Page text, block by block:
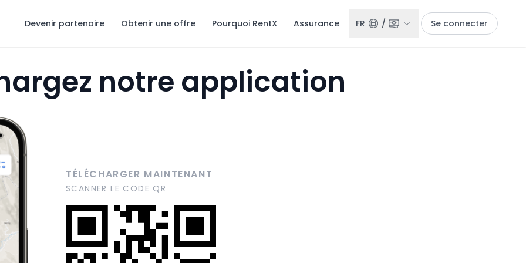
Devenir partenaire Obtenir une offre Pourquoi RentX Assurance FR / Se connecter
notre application
TÉLÉCHARGER MAINTENANT
SCANNER LE CODE QR